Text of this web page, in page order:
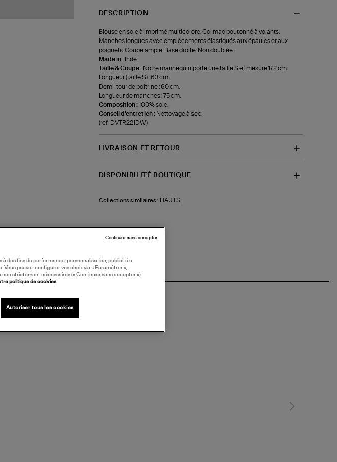
DESCRIPTION
Blouse en soie à imprimé multicolore. Col mao boutonné à volants.
Manches longues avec empiècements élastiqués aux épaules et aux
poignets. Coupe ample. Base droite. Non doublée.
Made in : Inde.
Taille & Coupe : Notre mannequin porte une taille S et mesure 172 cm.
Longueur (taille S) : 63 cm.
Demi-tour de poitrine : 60 cm.
Longueur de manches : 75 cm.
Composition :100% soie.
Conseil d'entretien : Nettoyage à sec.
(ref-DVTR221DW)
LIVRAISON ET RETOUR
DISPONIBILITÉ BOUTIQUE
Collections similaires : HAUTS
à des fins de performance, personnalisation, publicité et
pouvez configurer vos choix via « Paramétrer »,
non strictement nécessaires (« Continuer sans accepter »).
politique de cookies
Autoriser tous les cookies
Continuer sans accepter